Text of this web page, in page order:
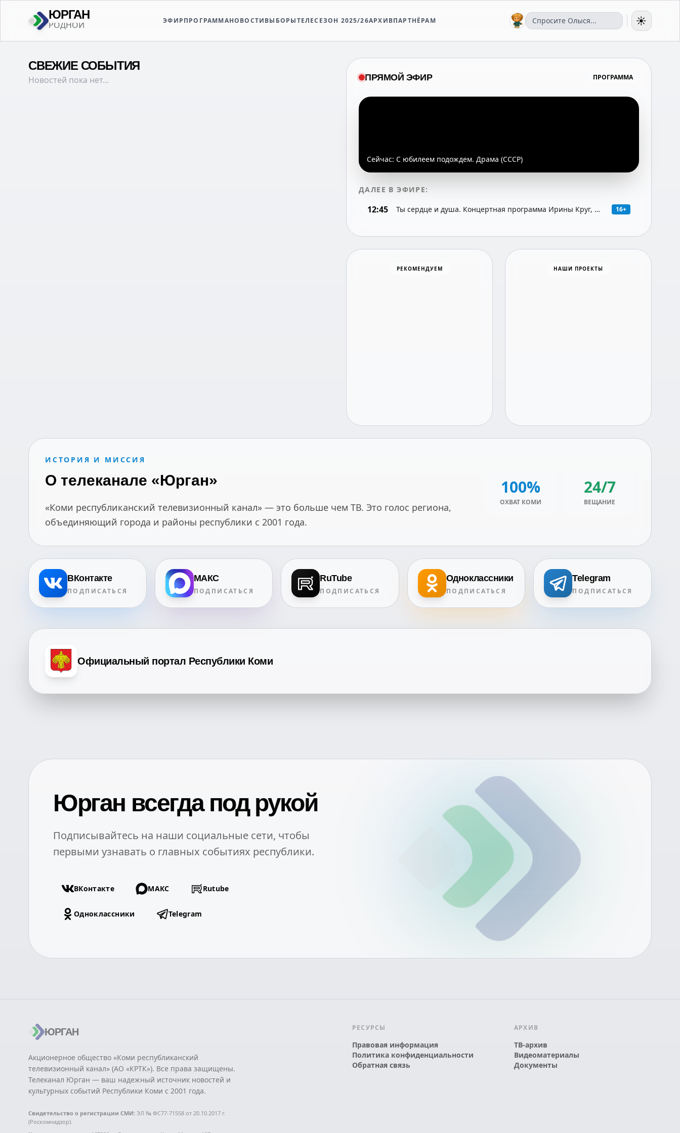
ЮРГАН ЭФИРПРОГРАММАНОВОСТИВЫБОРЫТЕЛЕСЕЗОН 2025/26АРХИВПАРТНЁРАМ ☀️
СВЕЖИЕ СОБЫТИЯ
Новостей пока нет... ПРЯМОЙ ЭФИР ПРОГРАММА
Сейчас: С юбилеем подождем. Драма (СССР)
ДАЛЕЕ В ЭФИРЕ:
12:45
Ты сердце и душа. Концертная программа Ирины Круг, 1-
16+
РЕКОМЕНДУЕМ
Хоккей
НАШИ ПРОЕКТЫ
Время новостей
ИСТОРИЯ И МИССИЯ
О телеканале «Юрган»
«Коми республиканский телевизионный канал» — это больше чем ТВ. Это голос региона,
объединяющий города и районы республики с 2001 года.
100%
ОХВАТ КОМИ
24/7
ВЕЩАНИЕ
ВКонтакте
ПОДПИСАТЬСЯ
МАКС
ПОДПИСАТЬСЯ
RuTube
ПОДПИСАТЬСЯ
Одноклассники
ПОДПИСАТЬСЯ
Telegram
ПОДПИСАТЬСЯ
Официальный портал Республики Коми
Юрган всегда под рукой
Подписывайтесь на наши социальные сети, чтобы
первыми узнавать о главных событиях республики.
ВКонтакте МАКС Rutube
Одноклассники Telegram
ЮРГАН
Акционерное общество «Коми республиканский
телевизионный канал» (АО «КРТК»). Все права защищены.
Телеканал Юрган — ваш надежный источник новостей и
культурных событий Республики Коми с 2001 года.
Свидетельство о регистрации СМИ: ЭЛ № ФС77-71558 от 20.10.2017 г.
(Роскомнадзор).
РЕСУРСЫ
Правовая информация
Политика конфиденциальности
Обратная связь
АРХИВ
ТВ-архив
Видеоматериалы
Документы